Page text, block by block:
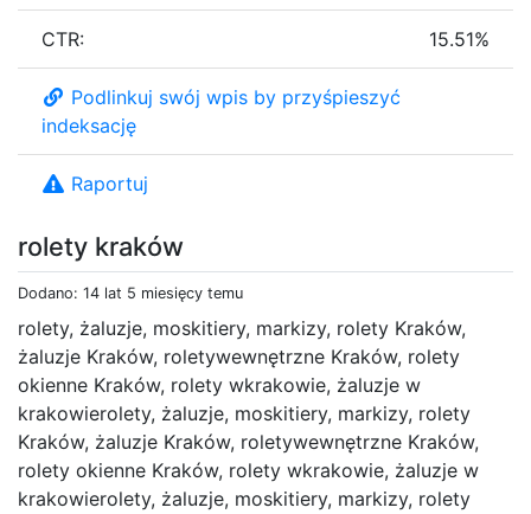
rolety kraków
Dodano: 14 lat 5 miesięcy temu
rolety, żaluzje, moskitiery, markizy, rolety Kraków,
żaluzje Kraków, roletywewnętrzne Kraków, rolety
okienne Kraków, rolety wkrakowie, żaluzje w
krakowierolety, żaluzje, moskitiery, markizy, rolety
Kraków, żaluzje Kraków, roletywewnętrzne Kraków,
rolety okienne Kraków, rolety wkrakowie, żaluzje w
krakowierolety, żaluzje, moskitiery, markizy, rolety
CTR: 15.51%
Podlinkuj swój wpis by przyśpieszyć
indeksację
Raportuj